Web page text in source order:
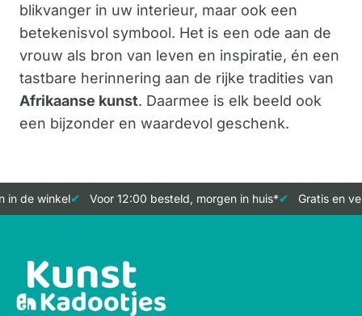
blikvanger in uw interieur, maar ook een
betekenisvol symbool. Het is een ode aan de
vrouw als bron van leven en inspiratie, én een
tastbare herinnering aan de rijke tradities van
Afrikaanse kunst. Daarmee is elk beeld ook
een bijzonder en waardevol geschenk.
de winkel Voor 12:00 besteld, morgen in huis* Gratis en